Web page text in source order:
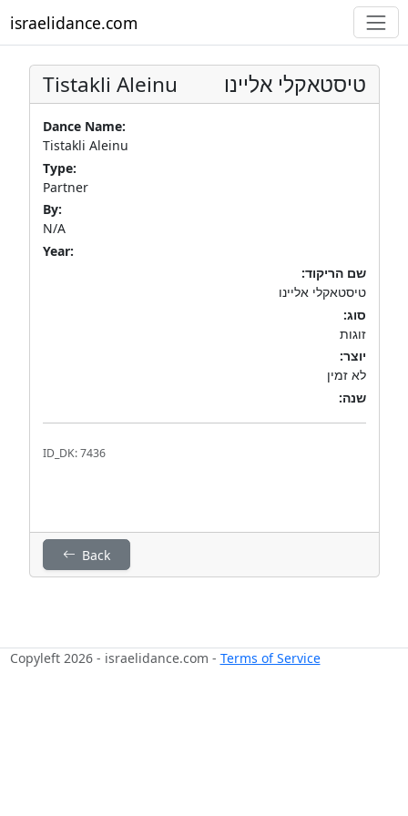
israelidance.com
Tistakli Aleinu טיסטאקלי אליינו
Dance Name:
Tistakli Aleinu
Type:
Partner
By:
N/A
Year:
שם הריקוד:
טיסטאקלי אליינו
סוג:
זוגות
יוצר:
לא זמין
שנה:
ID_DK: 7436
Back
Copyleft 2026 - israelidance.com - Terms of Service